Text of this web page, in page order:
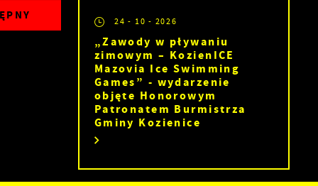
24 - 10 - 2026
„Zawody w pływaniu
zimowym – KozienICE
Mazovia Ice Swimming
Games” - wydarzenie
objęte Honorowym
Patronatem Burmistrza
Gminy Kozienice